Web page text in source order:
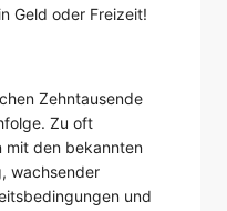
Geld oder Freizeit!
Zehntausende
Zu oft
mit den bekannten
wachsender
und